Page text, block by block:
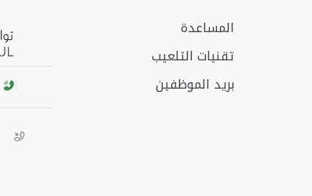
المساعدة
تقنيات التلعيب
بريد الموظفين